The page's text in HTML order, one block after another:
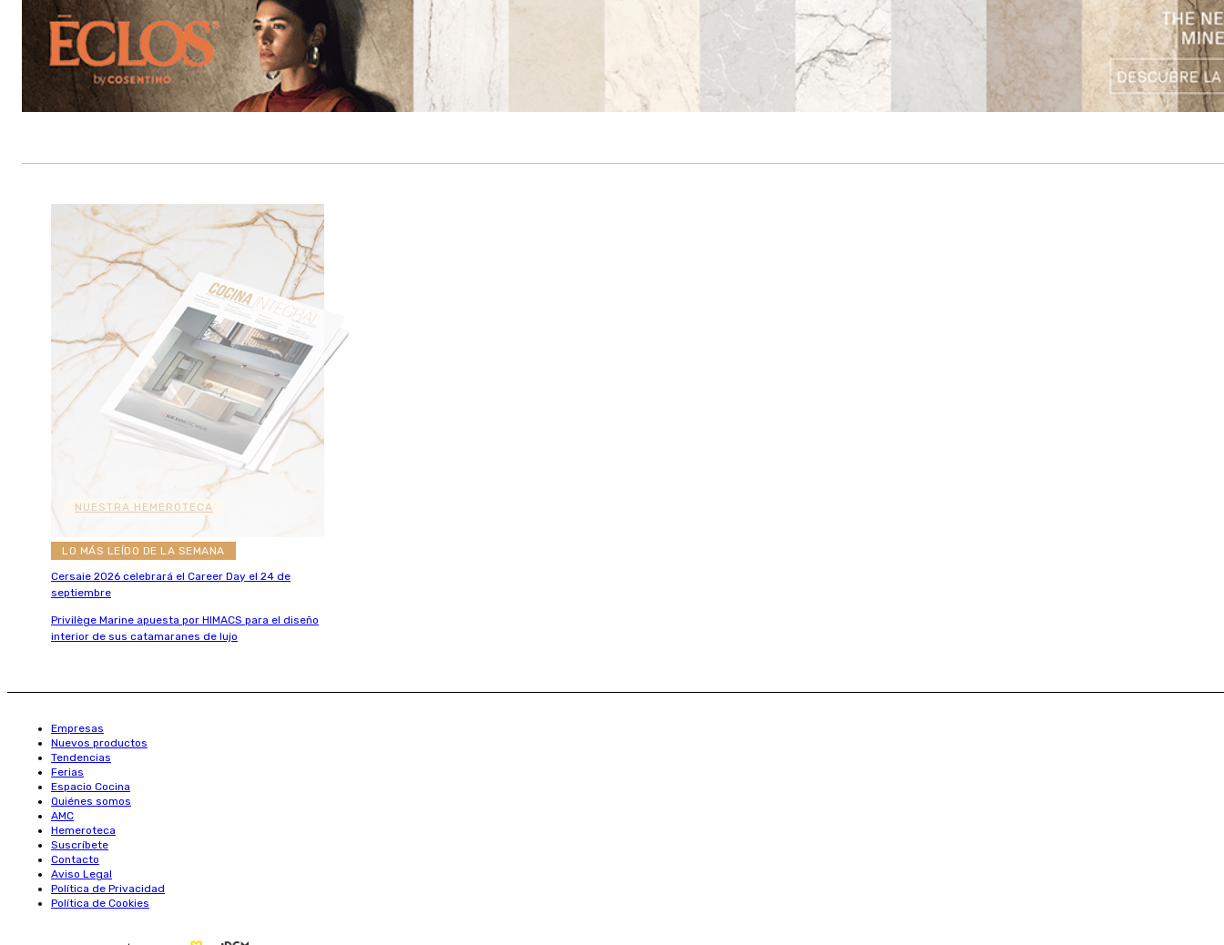
NUESTRA HEMEROTECA
LO MÁS LEÍDO DE LA SEMANA
Cersaie 2026 celebrará el Career Day el 24 de
septiembre
Privilège Marine apuesta por HIMACS para el diseño
interior de sus catamaranes de lujo
Empresas
Nuevos productos
Tendencias
Ferias
Espacio Cocina
Quiénes somos
AMC
Hemeroteca
Suscríbete
Contacto
Aviso Legal
Política de Privacidad
Política de Cookies